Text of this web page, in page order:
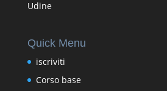
Udine
Quick Menu
iscriviti
Corso base